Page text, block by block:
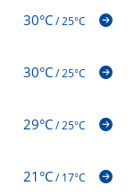
30°C/25°C
30°C/25°C
29°C/25°C
21°C/17°C